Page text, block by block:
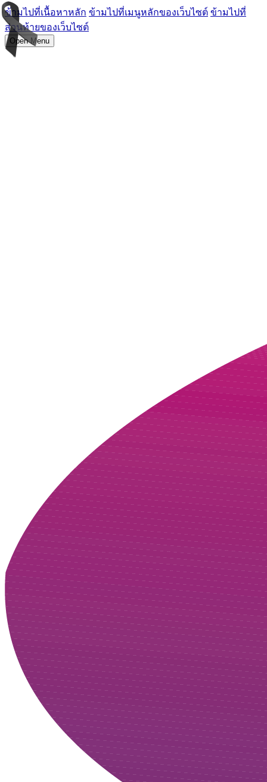
ข้ามไปที่เนื้อหาหลัก ข้ามไปที่เมนูหลักของเว็บไซต์ ข้ามไปที่
ส่วนท้ายของเว็บไซต์
Open Menu